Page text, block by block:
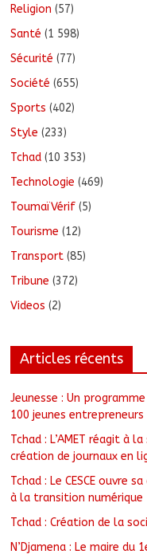
Religion (57)
Santé (1 598)
Sécurité (77)
Société (655)
Sports (402)
Style (233)
Tchad (10 353)
Technologie (469)
ToumaïVérif (5)
Tourisme (12)
Transport (85)
Tribune (372)
Videos (2)
Articles récents
Jeunesse : Un
100 jeunes
Tchad : L’AMET réagit à
création de journaux en
Tchad : Le CESCE ouvre
à la transition numérique
Tchad : Création de la
N’Djamena : Le maire